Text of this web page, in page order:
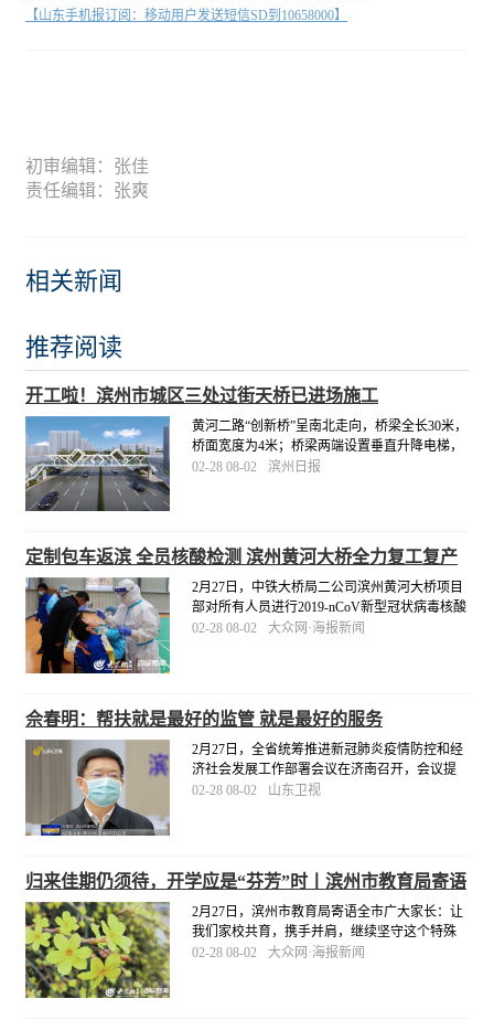
【山东手机报订阅：移动用户发送短信SD到10658000】
初审编辑：张佳
责任编辑：张爽
相关新闻
推荐阅读
开工啦！滨州市城区三处过街天桥已进场施工
黄河二路“创新桥”呈南北走向，桥梁全长30米，
桥面宽度为4米；桥梁两端设置垂直升降电梯，
人行梯道宽2.5米。市城管局将督促施工单位科
02-28 08-02 滨州日报
定制包车返滨 全员核酸检测 滨州黄河大桥全力复工复产
2月27日，中铁大桥局二公司滨州黄河大桥项目
部对所有人员进行2019-nCoV新型冠状病毒核酸
检测，严格落实疫情防控主体责任，为项目安
02-28 08-02 大众网·海报新闻
佘春明：帮扶就是最好的监管 就是最好的服务
2月27日，全省统筹推进新冠肺炎疫情防控和经
济社会发展工作部署会议在济南召开，会议提
出了统筹推进疫情防控和经济社会发展工作的
02-28 08-02 山东卫视
归来佳期仍须待，开学应是“芬芳”时丨滨州市教育局寄语
全市广大家长
2月27日，滨州市教育局寄语全市广大家长：让
我们家校共育，携手并肩，继续坚守这个特殊
的假期，继续关心关注孩子的健康、学习和成
02-28 08-02 大众网·海报新闻